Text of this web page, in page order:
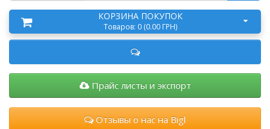
КОРЗИНА ПОКУПОК
Товаров: 0 (0.00 ГРН)
Прайс листы и экспорт
Отзывы о нас на Bigl